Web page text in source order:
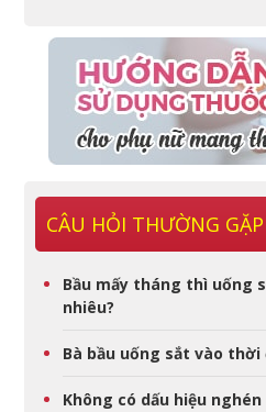
CÂU HỎI THƯỜNG GẶP
Bầu mấy tháng thì uống
nhiêu?
Bà bầu uống sắt vào
Không có dấu hiệu